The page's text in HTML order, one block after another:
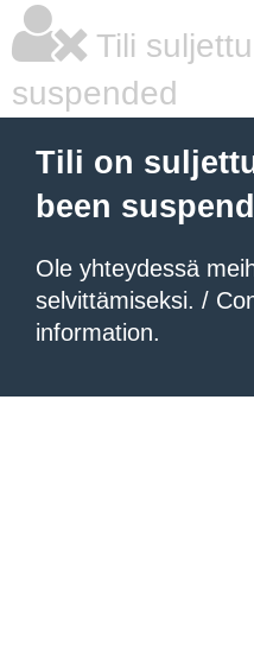
Tili
suspended
Tili on
been
Ole yhteydessä
selvittämiseksi. /
information.